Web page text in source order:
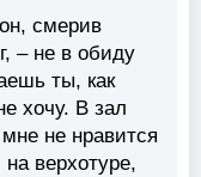
смерив
– не в обиду
ты, как
хочу. В зал
не нравится
верхотуре,